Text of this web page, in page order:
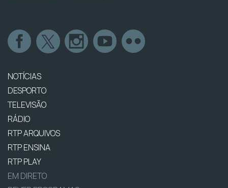
NOTÍCIAS
DESPORTO
TELEVISÃO
RÁDIO
RTP ARQUIVOS
RTP ENSINA
RTP PLAY
EM DIRETO